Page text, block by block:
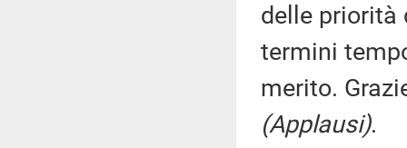
delle priorità
termini
merito.
(Applausi).